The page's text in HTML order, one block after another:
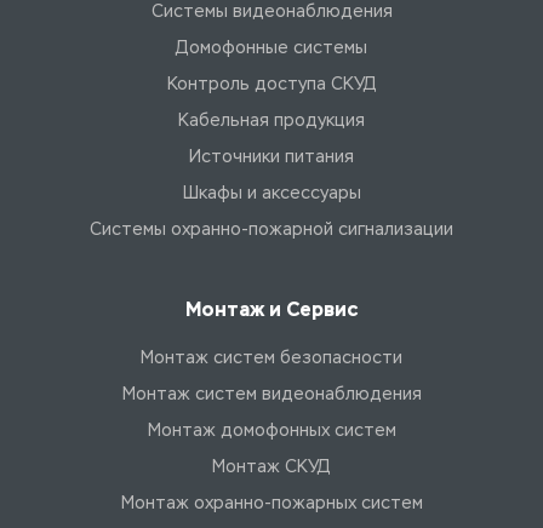
Системы видеонаблюдения
Домофонные системы
Контроль доступа СКУД
Кабельная продукция
Источники питания
Шкафы и аксессуары
Системы охранно-пожарной сигнализации
Монтаж и Сервис
Монтаж систем безопасности
Монтаж систем видеонаблюдения
Монтаж домофонных систем
Монтаж СКУД
Монтаж охранно-пожарных систем